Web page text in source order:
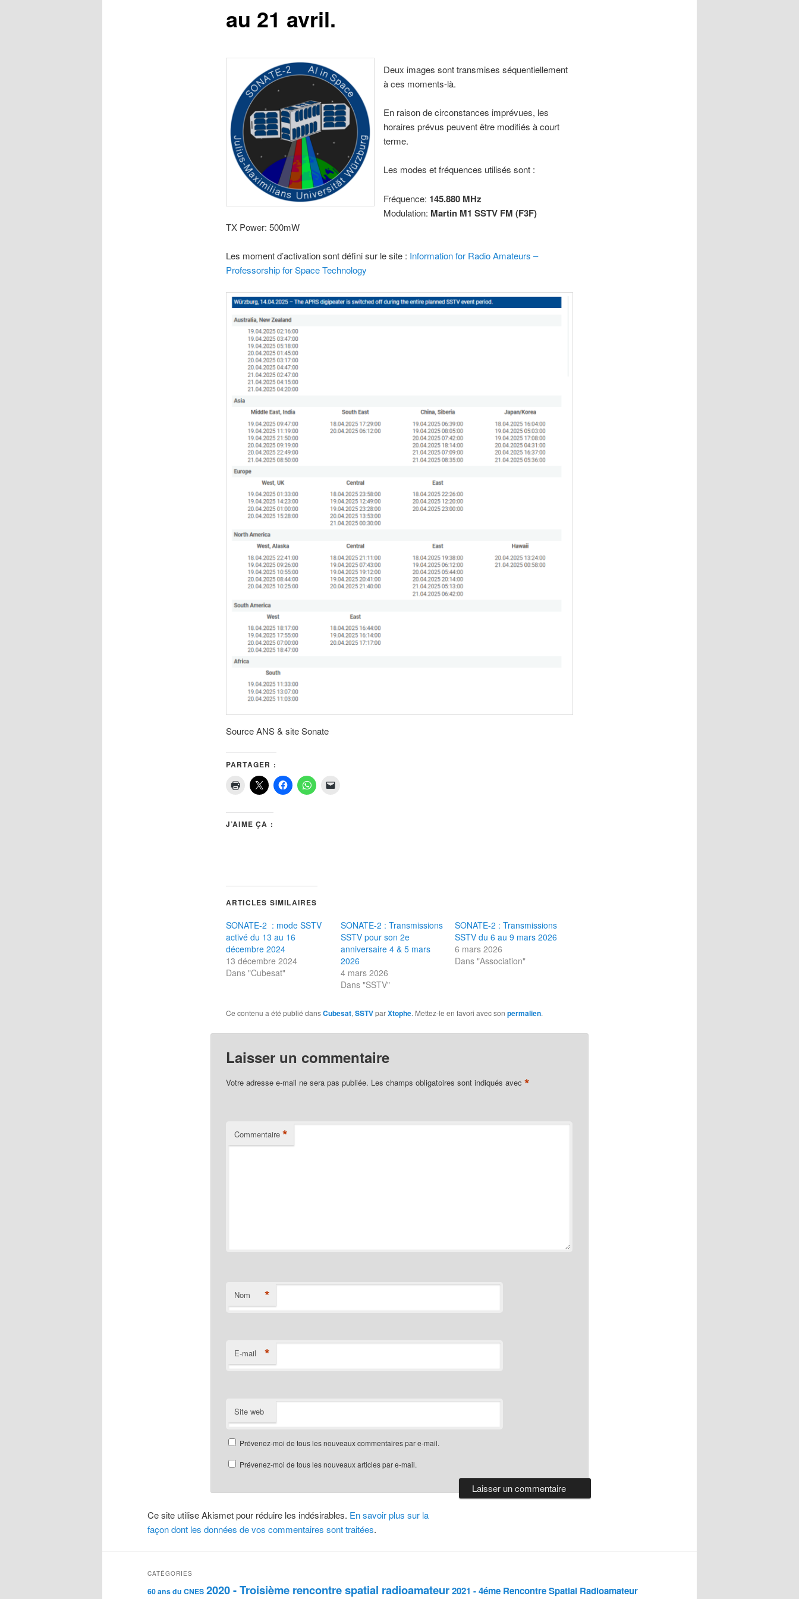
au 21 avril.
Deux images sont transmises séquentiellement
à ces moments-là.
En raison de circonstances imprévues, les
horaires prévus peuvent être modifiés à court
terme.
Les modes et fréquences utilisés sont :
Fréquence: 145.880 MHz
Modulation: Martin M1 SSTV FM (F3F)
TX Power: 500mW
Les moment d’activation sont défini sur le site : Information for Radio Amateurs –
Professorship for Space Technology
Source ANS & site Sonate
PARTAGER :
J’AIME ÇA :
ARTICLES SIMILAIRES
SONATE-2 : mode SSTV
activé du 13 au 16
décembre 2024
13 décembre 2024
Dans "Cubesat"
SONATE-2 : Transmissions
SSTV pour son 2e
anniversaire 4 & 5 mars
2026
4 mars 2026
Dans "SSTV"
SONATE-2 : Transmissions
SSTV du 6 au 9 mars 2026
6 mars 2026
Dans "Association"
Ce contenu a été publié dansCubesat, SSTVparXtophe. Mettez-le en favori avec son permalien.
Laisser un commentaire
Votre adresse e-mail ne sera pas publiée. Les champs obligatoires sont indiqués avec *
Commentaire *
Nom *
E-mail *
Site web
Prévenez-moi de tous les nouveaux commentaires par e-mail.
Prévenez-moi de tous les nouveaux articles par e-mail.
Ce site utilise Akismet pour réduire les indésirables. En savoir plus sur la
façon dont les données de vos commentaires sont traitées.
CATÉGORIES
60 ans du CNES 2020 - Troisième rencontre spatial radioamateur2021 - 4éme Rencontre Spatial Radioamateur